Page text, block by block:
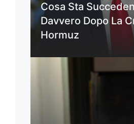
Cosa Sta
Davvero Dopo La
Hormuz